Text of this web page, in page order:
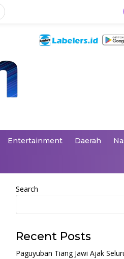
Entertainment Daerah
Search
Recent Posts
Paguyuban Tiang Jawi Ajak